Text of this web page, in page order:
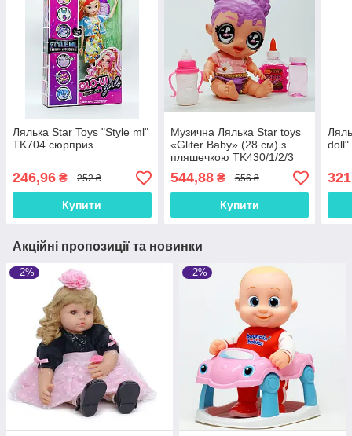
Лялька Star Toys "Style ml"
TK704 сюрприз
246,96 ₴ 252 ₴
Купити
Музична Лялька Star toys
«Gliter Baby» (28 см) з
пляшечкою TK430/1/2/3
544,88₴ 556 ₴
Купити
doll"
Акційні пропозиції та новинки
–2% –2%